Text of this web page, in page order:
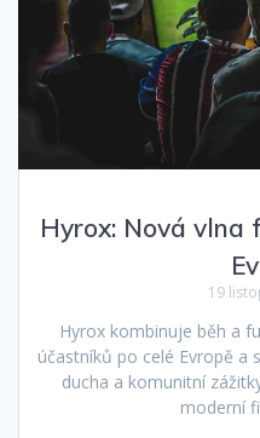
Hyrox: Nová vlna
19
Hyrox kombinuje běh a
účastníků po celé Evropě a
ducha a komunitní
moderní